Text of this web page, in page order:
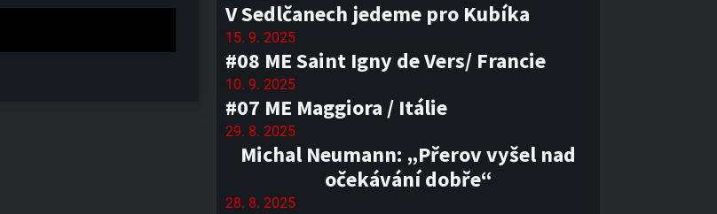
V Sedlčanech jedeme pro Kubíka
15. 9. 2025
#08 ME Saint Igny de Vers/ Francie
10. 9. 2025
#07 ME Maggiora / Itálie
29. 8. 2025
Michal Neumann: „Přerov vyšel nad
očekávání dobře“
28. 8. 2025